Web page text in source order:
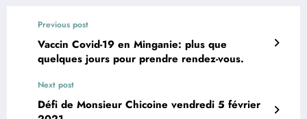
Previous post
Vaccin Covid-19 en Minganie: plus que
quelques jours pour prendre rendez-vous.
Next post
Défi de Monsieur Chicoine vendredi 5 février